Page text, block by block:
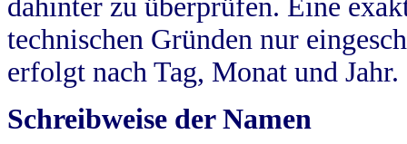
dahinter zu überprüfen. Eine
technischen Gründen nur
erfolgt nach Tag, Monat und Jahr.
Schreibweise der Namen